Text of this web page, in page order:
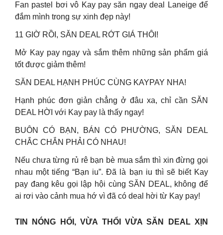
Fan pastel bơi vô Kay pay săn ngay deal Laneige để
đắm mình trong sự xinh đẹp này!
11 GIỜ RỒI, SĂN DEAL RỚT GIÁ THÔI!
Mở Kay pay ngay và sắm thêm những sản phẩm giá
tốt được giảm thêm!
SĂN DEAL HẠNH PHÚC CÙNG KAYPAY NHA!
Hạnh phúc đơn giản chẳng ở đâu xa, chỉ cần SĂN
DEAL HỜI với Kay pay là thấy ngay!
BUÔN CÓ BẠN, BÁN CÓ PHƯỜNG, SĂN DEAL
CHẮC CHẮN PHẢI CÓ NHAU!
Nếu chưa từng rủ rê bạn bè mua sắm thì xin đừng gọi
nhau một tiếng “Bạn iu”. Đã là bạn iu thì sẽ biết Kay
pay đang kêu gọi lập hội cùng SĂN DEAL, không để
ai rơi vào cảnh mua hớ vì đã có deal hời từ Kay pay!
TIN NÓNG HỔI, VỪA THỔI VỪA SĂN DEAL XỊN